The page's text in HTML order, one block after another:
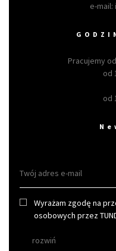
e-mail:
Pracujemy
od
od
Wyrażam zgodę na
osobowych przez
rozwiń